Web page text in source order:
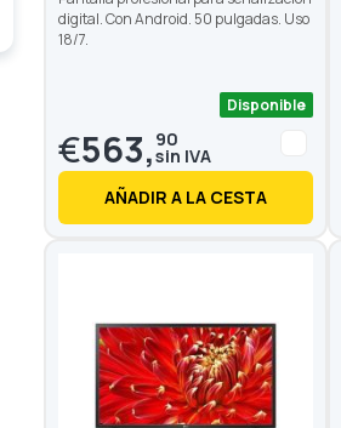
digital. Con Android. 50 pulgadas. Uso
18/7.
Disponible
€563, 90
AÑADIR A LA CESTA